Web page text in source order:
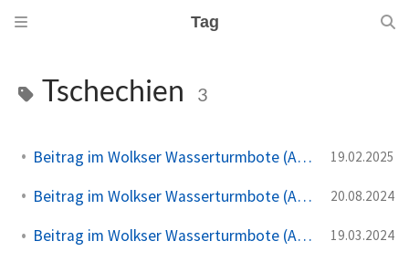
Tag
Tschechien 3
Beitrag im Wolkser Wasserturmbote (Ausgabe 2025/03) 19.02.2025
Beitrag im Wolkser Wasserturmbote (Ausgabe 2024/09) 20.08.2024
Beitrag im Wolkser Wasserturmbote (Ausgabe 2024/04) 19.03.2024